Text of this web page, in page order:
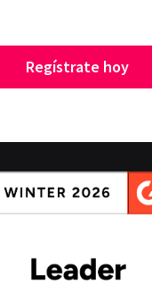
Regístrate hoy